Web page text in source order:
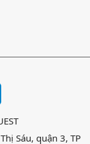
Sáu, quận 3, TP